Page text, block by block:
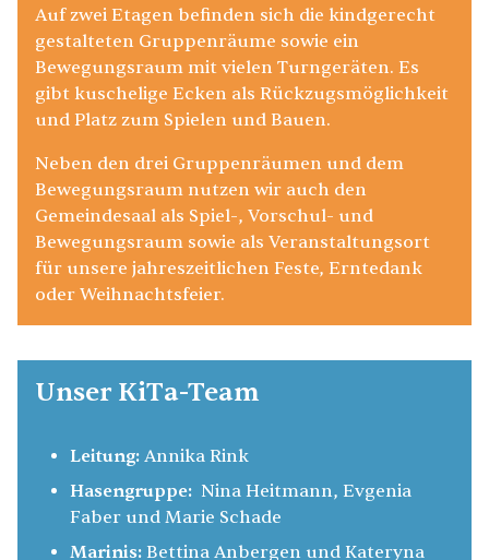
Auf zwei Etagen befinden sich die kindgerecht
gestalteten Gruppenräume sowie ein
Bewegungsraum mit vielen Turngeräten. Es
gibt kuschelige Ecken als Rückzugsmöglichkeit
und Platz zum Spielen und Bauen.
Neben den drei Gruppenräumen und dem
Bewegungsraum nutzen wir auch den
Gemeindesaal als Spiel-, Vorschul- und
Bewegungsraum sowie als Veranstaltungsort
für unsere jahreszeitlichen Feste, Erntedank
oder Weihnachtsfeier.
Unser KiTa-Team
Leitung: Annika Rink
Hasengruppe: Nina Heitmann, Evgenia
Faber und Marie Schade
Marinis: Bettina Anbergen und Kateryna